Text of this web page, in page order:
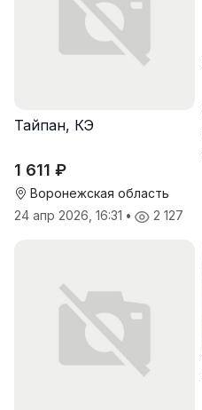
Тайпан, КЭ
1 611 ₽
Воронежская область
24 апр 2026, 16:31 • 2 127